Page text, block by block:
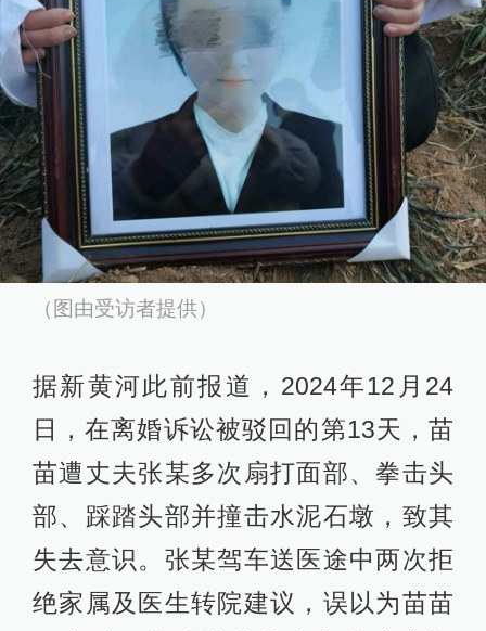
（图由受访者提供）
据新黄河此前报道，2024年12月24
日，在离婚诉讼被驳回的第13天，苗
苗遭丈夫张某多次扇打面部、拳击头
部、踩踏头部并撞击水泥石墩，致其
失去意识。张某驾车送医途中两次拒
绝家属及医生转院建议，误以为苗苗